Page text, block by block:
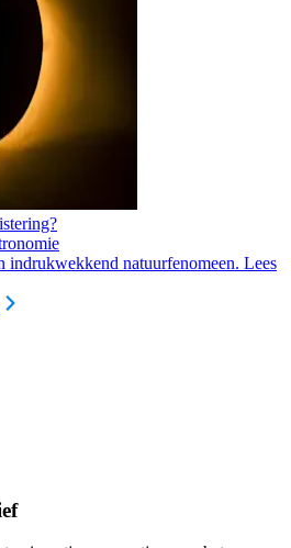
indrukwekkend natuurfenomeen. Lees